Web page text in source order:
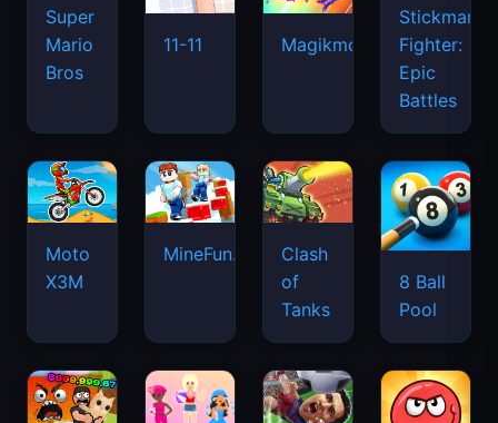
Super
Mario
Bros
11-11 Magikmon
Stickman
Fighter:
Epic
Battles
Moto
X3M
MineFun.io
Clash
of
Tanks
8 Ball
Pool